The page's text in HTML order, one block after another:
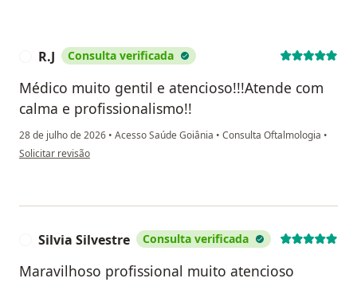
R.J Consulta verificada
Médico muito gentil e atencioso!!!Atende com
calma e profissionalismo!!
28 de julho de 2026 • Acesso Saúde Goiânia • Consulta Oftalmologia •
na opinião do utilizador R.J
Solicitar revisão
Silvia Silvestre Consulta verificada
Maravilhoso profissional muito atencioso